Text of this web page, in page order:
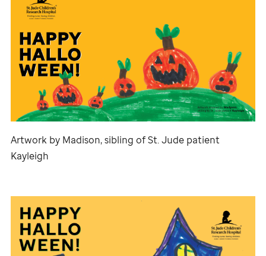
Artwork by Madison, sibling ofSt. Jude patient
Kayleigh